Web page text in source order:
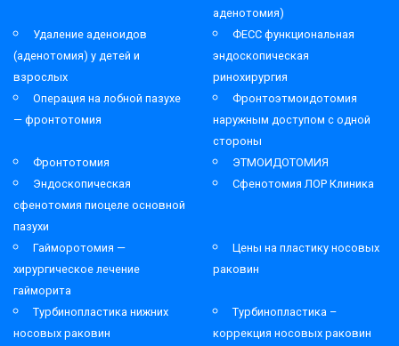
аденотомия)
Удаление аденоидов
(аденотомия) у детей и
взрослых
ФЕСС функциональная
эндоскопическая
ринохирургия
Операция на лобной пазухе
— фронтотомия
Фронтоэтмоидотомия
наружным доступом с одной
стороны
Фронтотомия
ЭТМОИДОТОМИЯ
Эндоскопическая
сфенотомия пиоцеле основной
пазухи
Сфенотомия ЛОР Клиника
Гайморотомия —
хирургическое лечение
гайморита
Цены на пластику носовых
раковин
Турбинопластика нижних
носовых раковин
Турбинопластика –
коррекция носовых раковин